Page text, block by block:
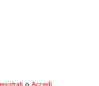
o Accedi